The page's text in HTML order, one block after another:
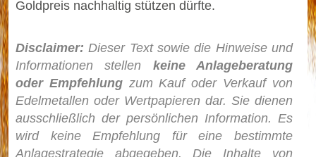
Goldpreis nachhaltig stützen dürfte.
Disclaimer: Dieser Text sowie die Hinweise und
Informationen stellen keine Anlageberatung
oder Empfehlungzum Kauf oder Verkauf von
Edelmetallen oder Wertpapieren dar. Sie dienen
ausschließlich der persönlichen Information. Es
wird keine Empfehlung für eine bestimmte
Anlagestrategie abgegeben. Die Inhalte von